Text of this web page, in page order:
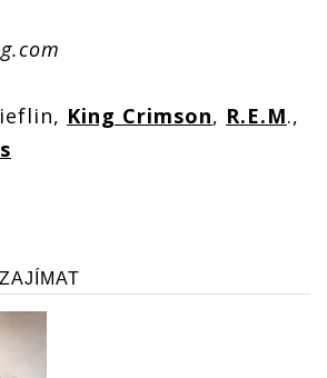
King Crimson, R.E.M.,